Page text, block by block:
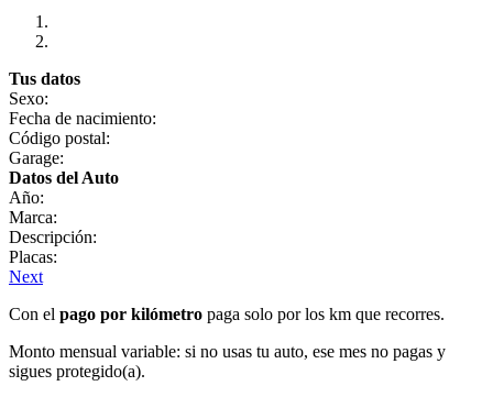
Tus datos
Sexo:
Fecha de nacimiento:
Código postal:
Garage:
Datos del Auto
Año:
Marca:
Descripción:
Placas:
Next
Con el pago por kilómetro paga solo por los km que recorres.
Monto mensual variable: si no usas tu auto, ese mes no pagas y
sigues protegido(a).